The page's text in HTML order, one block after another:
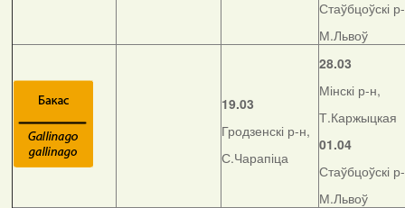
Стаўбцоўскі
М.Львоў
19.03
Гродзенскі р-н,
С.Чарапіца
28.03
Мінскі р-н,
Т.Каржыцкая
01.04
Стаўбцоўскі
М.Львоў